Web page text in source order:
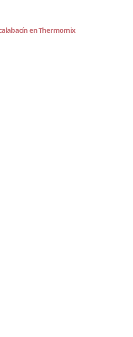
en Thermomix